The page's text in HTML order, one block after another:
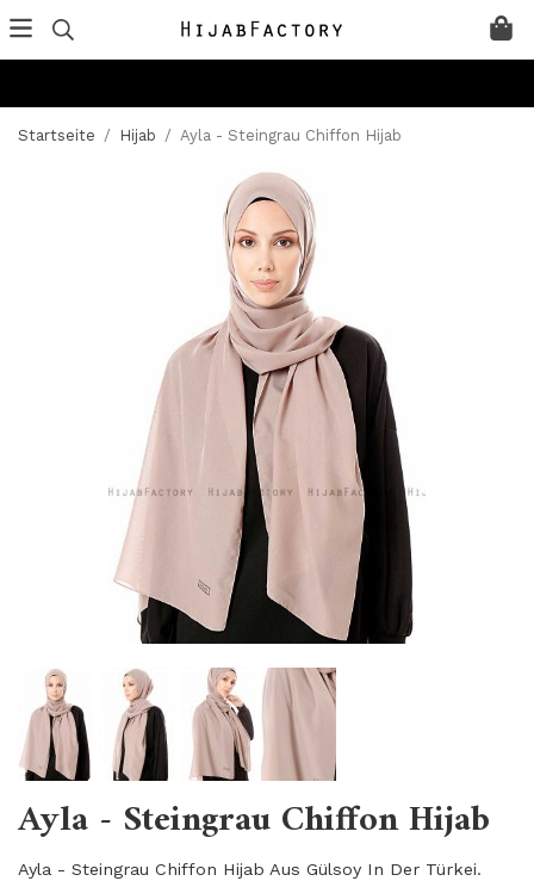
Startseite / Hijab / Ayla - Steingrau Chiffon Hijab
Ayla - Steingrau Chiffon Hijab
Ayla - Steingrau Chiffon Hijab Aus Gülsoy In Der Türkei.